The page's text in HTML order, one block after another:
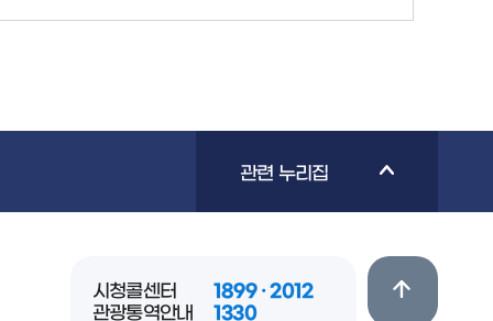
관련 누리집
시청콜센터
1899 · 2012
관광통역안내
1330